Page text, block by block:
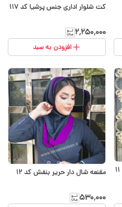
کت شلوار اداری جنس پرشیا کد ۱۱۷
۲٬۲۵۰٬۰۰۰
افزودن به سبد
مقنعه شال دار حریر بنفش کد 12
۵۳۰٬۰۰۰